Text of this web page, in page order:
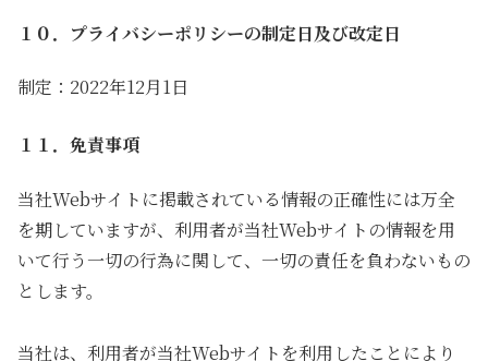
１０．プライバシーポリシーの制定日及び改定日
制定：2022年12月1日
１１．免責事項
当社Webサイトに掲載されている情報の正確性には万全
を期していますが、利用者が当社Webサイトの情報を用
いて行う一切の行為に関して、一切の責任を負わないもの
とします。
当社は、利用者が当社Webサイトを利用したことにより